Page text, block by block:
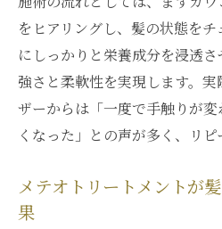
な髪質
美髪を目指すならメ
最適
メテオトリートメン
かさ
トメント
をヒアリングし、髪の状態を
にしっかりと栄養成分を浸透
強さと柔軟性を実現します。
ザーからは「一度で手触りが
くなった」との声が多く、リピ
メテオトリートメントが
果